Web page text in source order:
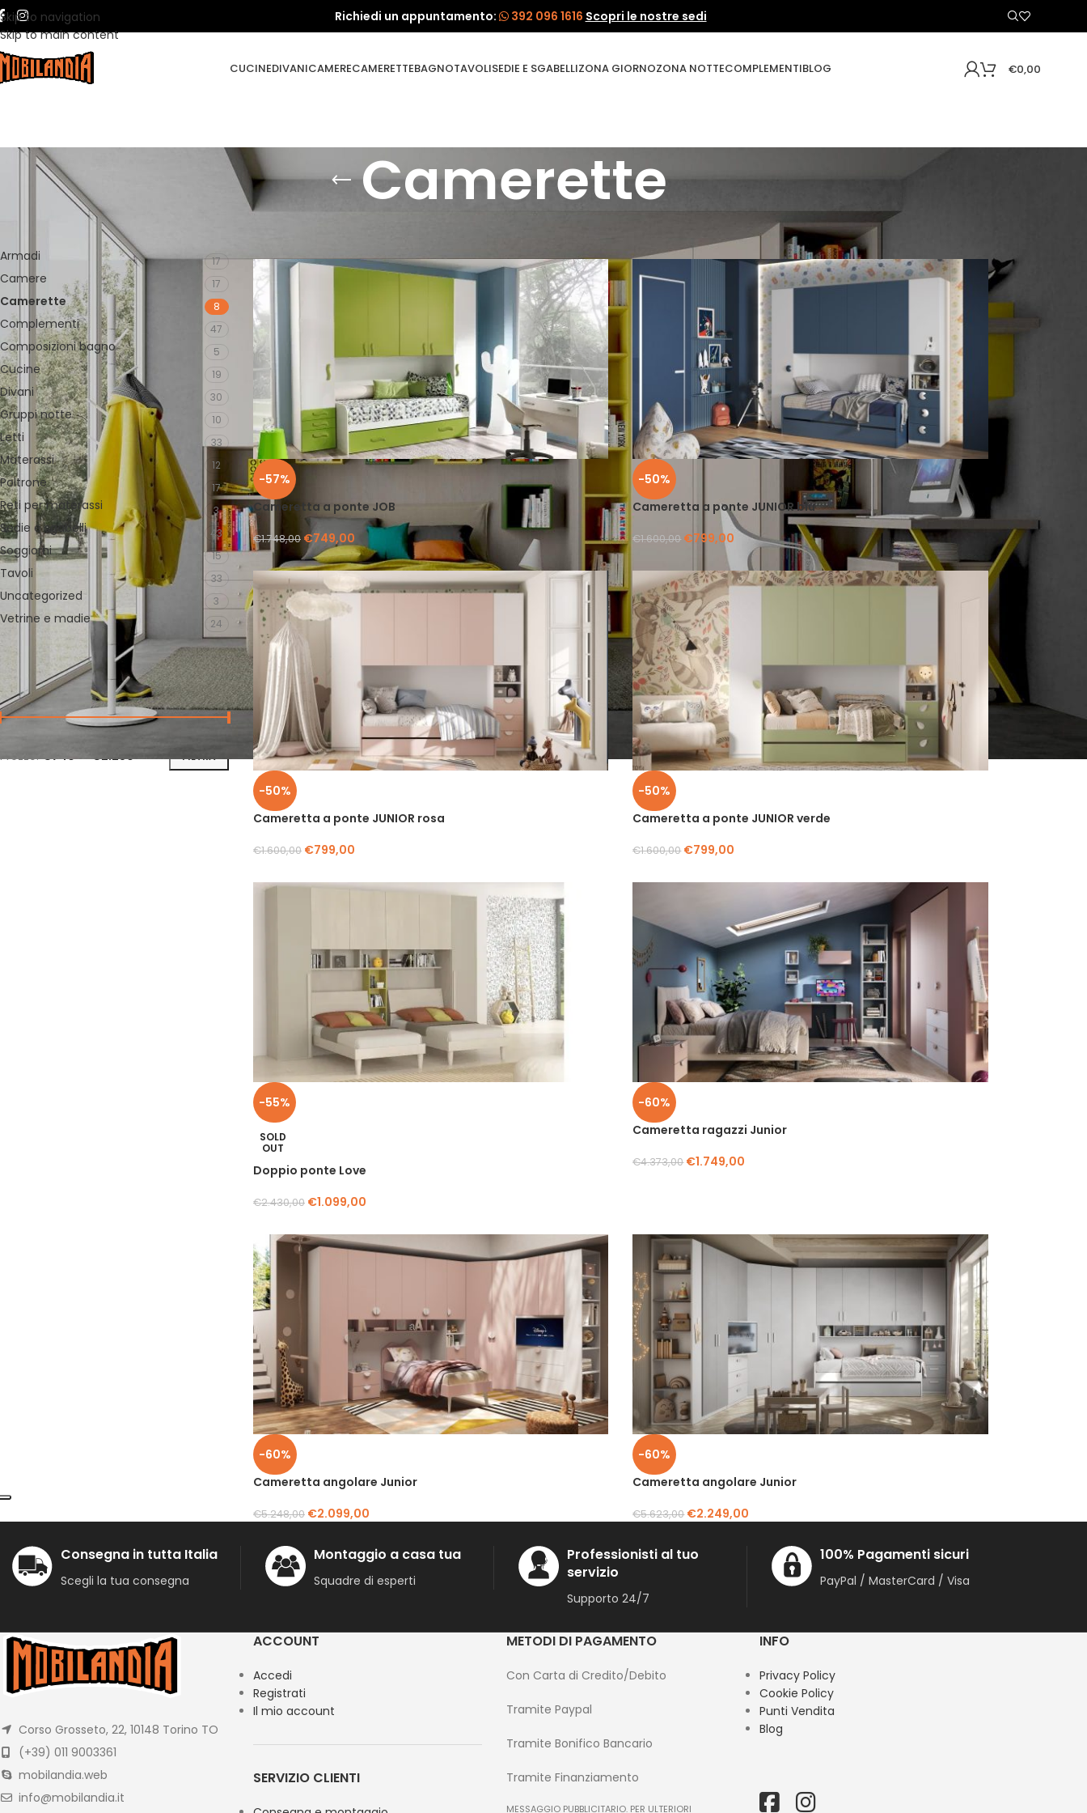
Skip to navigation
Skip to main content
Richiedi un appuntamento: 392 096 1616 Scopri le nostre sedi
CUCINEDIVANICAMERECAMERETTEBAGNOTAVOLISEDIE E SGABELLIZONA GIORNOZONA NOTTECOMPLEMENTIBLOG €0,00
Camerette
Armadi 17
Camere 17
Camerette 8
Complementi 47
Composizioni bagno 5
Cucine 19
Divani 30
Gruppi notte 10
Letti 33
Materassi 12
Poltrone 17
Reti per materassi 3
Sedie e sgabelli 43
Soggiorni 15
Tavoli 33
Uncategorized 3
Vetrine e madie 24
FILTRA PER PREZZO
FILTRA
Prezzo:€740—€2.250
24
-57%
Cameretta a ponte JOB
€1.748,00 €749,00
-50%
Cameretta a ponte JUNIOR blu
€1.600,00 €799,00
-50%
Cameretta a ponte JUNIOR rosa
€1.600,00 €799,00
-50%
Cameretta a ponte JUNIOR verde
€1.600,00 €799,00
-55%
SOLD
OUT
Doppio ponte Love
€2.430,00 €1.099,00
-60%
Cameretta ragazzi Junior
€4.373,00 €1.749,00
-60%
Cameretta angolare Junior
€5.248,00 €2.099,00
-60%
Cameretta angolare Junior
€5.623,00 €2.249,00
Consegna in tutta Italia
Scegli la tua consegna
Montaggio a casa tua
Squadre di esperti
Professionisti al tuo
servizio
Supporto 24/7
100% Pagamenti sicuri
PayPal / MasterCard / Visa
Corso Grosseto, 22, 10148 Torino TO
(+39) 011 9003361
mobilandia.web
info@mobilandia.it
ACCOUNT
Accedi
Registrati
Il mio account
SERVIZIO CLIENTI
METODI DI PAGAMENTO
Con Carta di Credito/Debito
Tramite Paypal
Tramite Bonifico Bancario
Tramite Finanziamento
MESSAGGIO PUBBLICITARIO. PER ULTERIORI
INFO
Privacy Policy
Cookie Policy
Punti Vendita
Blog